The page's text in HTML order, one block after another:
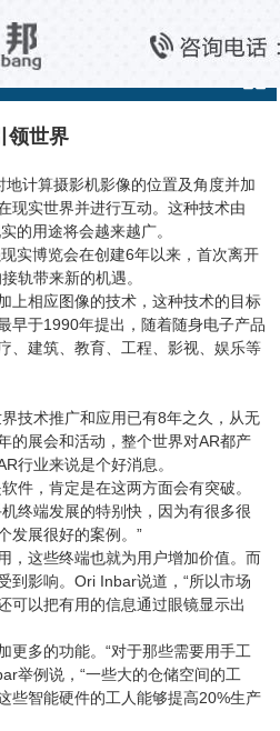
领世界
计算摄影机影像的位置及角度并加
现实世界并进行互动。这种技术由
的用途将会越来越广。
博览会在创建6年以来，首次离开
轨带来新的机遇。
相应图像的技术，这种技术的目标
早于1990年提出，随着随身电子产品
、建筑、教育、工程、影视、娱乐等
技术推广和应用已有8年之久，从无
的展会和活动，整个世界对AR都产
行业来说是个好消息。
，肯定是在这两方面会有突破。
终端发展的特别快，因为有很多很
发展很好的案例。”
这些终端也就为用户增加价值。而
到影响。Ori Inbar说道，“所以市场
可以把有用的信息通过眼镜显示出
多的功能。“对于那些需要用手工
举例说，“一些大的仓储空间的工
些智能硬件的工人能够提高20%生产